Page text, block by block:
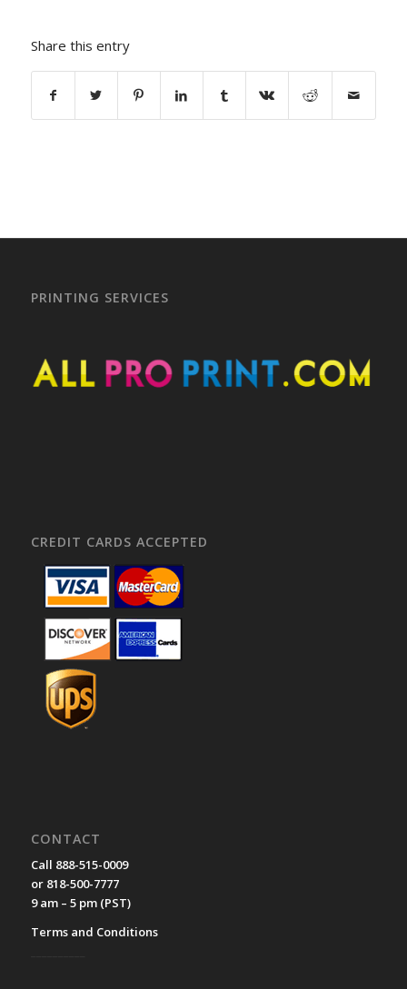
Share this entry
PRINTING SERVICES
CREDIT CARDS ACCEPTED
CONTACT
Call 888-515-0009
or 818-500-7777
9 am – 5 pm (PST)
Terms and Conditions